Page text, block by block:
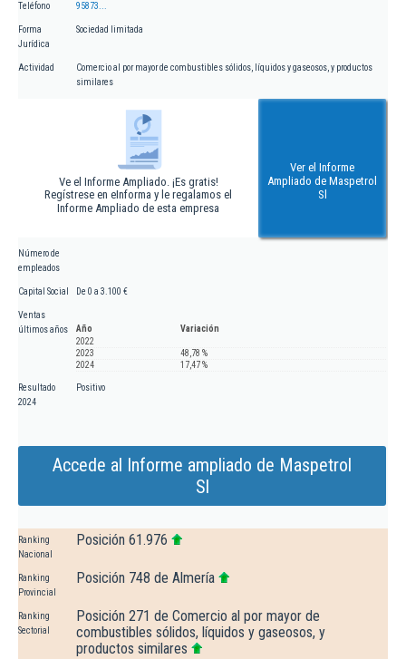
Teléfono 95873...
Forma
Jurídica
Sociedad limitada
Actividad
Comercio al por mayor de combustibles sólidos, líquidos y gaseosos, y productos
similares
Ve el Informe Ampliado. ¡Es gratis!
Regístrese en eInforma y le regalamos el
Informe Ampliado de esta empresa
Ver el Informe
Ampliado de Maspetrol
Sl
Número de
empleados
Capital Social De 0 a 3.100 €
Ventas
últimos años
Año
Variación
2022
2023
48,78 %
2024
17,47 %
Resultado
2024
Positivo
Accede al Informe ampliado de Maspetrol
Sl
Ranking
Nacional
Posición 61.976
Ranking
Provincial
Posición 748 de Almería
Ranking
Sectorial
Posición 271 de Comercio al por mayor de
combustibles sólidos, líquidos y gaseosos, y
productos similares